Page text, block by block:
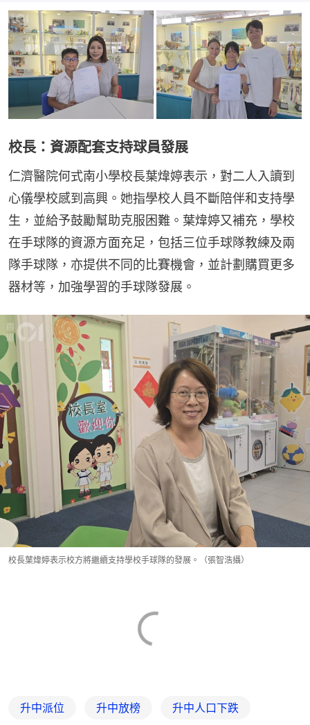
校長：資源配套支持球員發展
仁濟醫院何式南小學校長葉煒婷表示，對二人入讀到
心儀學校感到高興。她指學校人員不斷陪伴和支持學
生，並給予鼓勵幫助克服困難。葉煒婷又補充，學校
在手球隊的資源方面充足，包括三位手球隊教練及兩
隊手球隊，亦提供不同的比賽機會，並計劃購買更多
器材等，加強學習的手球隊發展。
校長葉煒婷表示校方將繼續支持學校手球隊的發展。（張智浩攝）
升中派位 升中放榜 升中人口下跌